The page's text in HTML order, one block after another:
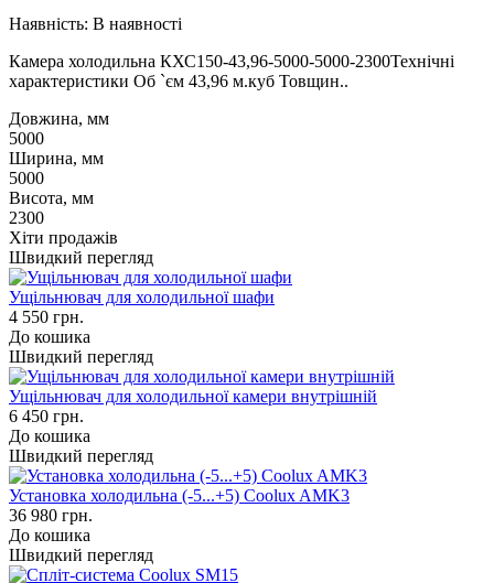
Наявність: В наявності
Камера холодильна КХС150-43,96-5000-5000-2300Технічні
характеристики Об `єм 43,96 м.куб Товщин..
Довжина, мм
5000
Ширина, мм
5000
Висота, мм
2300
Хіти продажів
Швидкий перегляд
Ущільнювач для холодильної шафи
4 550 грн.
До кошика
Швидкий перегляд
Ущільнювач для холодильної камери внутрішній
6 450 грн.
До кошика
Швидкий перегляд
Установка холодильна (-5...+5) Coolux AMK3
36 980 грн.
До кошика
Швидкий перегляд